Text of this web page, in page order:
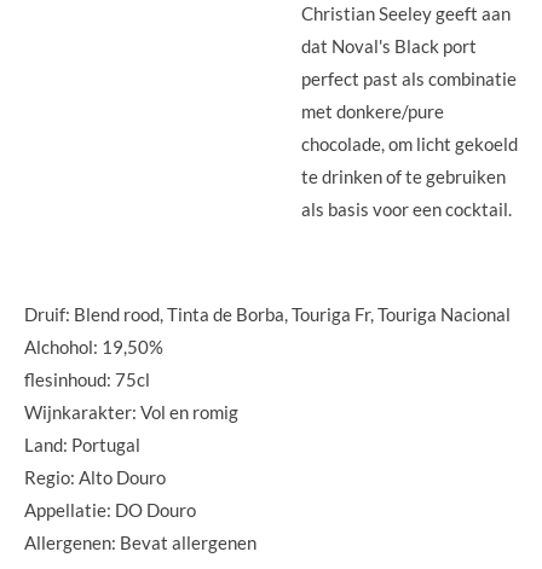
Christian Seeley geeft aan
dat Noval's Black port
perfect past als combinatie
met donkere/pure
chocolade, om licht gekoeld
te drinken of te gebruiken
als basis voor een cocktail.
Druif: Blend rood, Tinta de Borba, Touriga Fr, Touriga Nacional
Alchohol: 19,50%
flesinhoud: 75cl
Wijnkarakter: Vol en romig
Land: Portugal
Regio: Alto Douro
Appellatie: DO Douro
Allergenen: Bevat allergenen